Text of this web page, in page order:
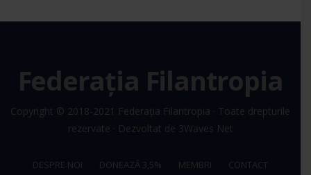
Federația Filantropia
Copyright © 2018-2021 Federația Filantropia · Toate drepturile
rezervate · Dezvoltat de 3Waves Net
DESPRE NOI DONEAZĂ 3,5% MEMBRI CONTACT